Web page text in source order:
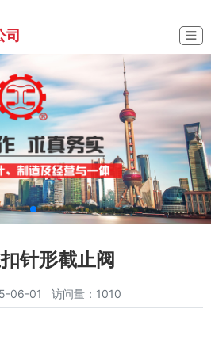
司 ☰
针形截止阀
06-01 访问量：1010